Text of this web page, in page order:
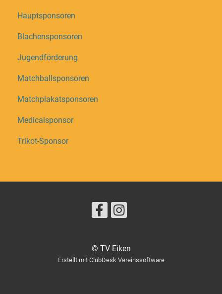
Hauptsponsoren
Blachensponsoren
Jugendförderung
Matchballsponsoren
Matchplakatsponsoren
Medicalsponsor
Trikot-Sponsor
© TV Eiken
Erstellt mit ClubDesk Vereinssoftware